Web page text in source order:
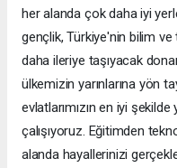
her alanda çok daha iyi
gençlik, Türkiye'nin bilim ve
daha ileriye taşıyacak
ülkemizin yarınlarına yön
evlatlarımızın en iyi
çalışıyoruz. Eğitimden
alanda hayallerinizi